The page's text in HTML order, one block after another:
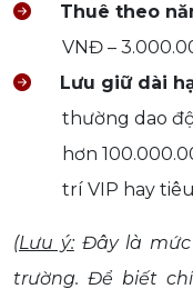
Thuê theo
VNĐ –
Lưu giữ dài
thường dao
hơn
trí VIP hay
(Lưu ý:Đây là mức
trường. Để biết